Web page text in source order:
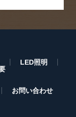
LED照明
お問い合わせ